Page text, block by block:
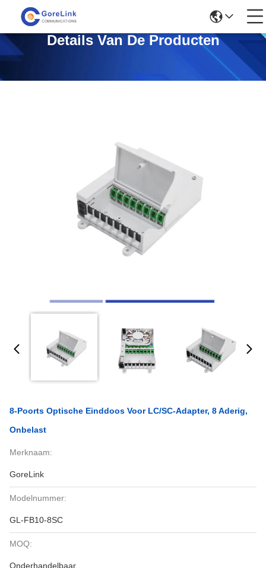
Details Van De Producten
8-Poorts Optische Einddoos Voor LC/SC-Adapter, 8 Aderig,
Onbelast
Merknaam:
GoreLink
Modelnummer:
GL-FB10-8SC
MOQ:
Onderhandelbaar